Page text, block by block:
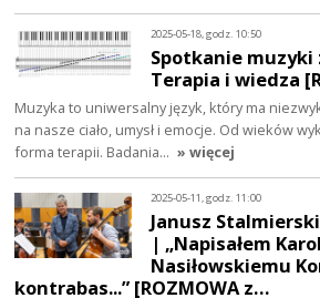
2025-05-18, godz. 10:50
Spotkanie muzyki
Terapia i wiedza
Muzyka to uniwersalny język, który ma
na nasze ciało, umysł i emocje. Od wieków
forma terapii. Badania… » więcej
2025-05-11, godz. 11:00
Janusz
| „Napisałem
Nasiłowskiemu
kontrabas...” [ROZMOWA z…